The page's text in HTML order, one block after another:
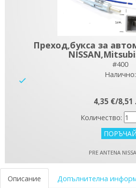
Преход,букса за
#400
Налично:
4,35 €/8,51
Количество:
PRE ANTENA
Описание Допълнителна